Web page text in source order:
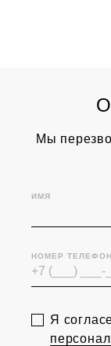
Мы
ИМЯ
НОМЕР
Я